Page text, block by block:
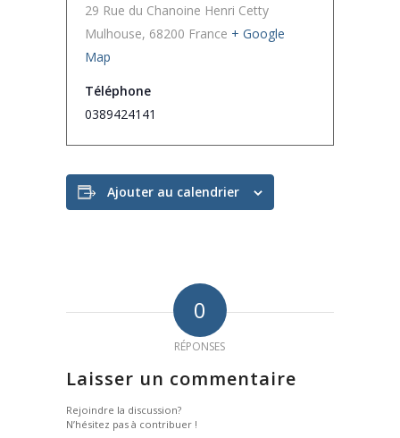
29 Rue du Chanoine Henri Cetty
Mulhouse, 68200 France + Google
Map
Téléphone
0389424141
Ajouter au calendrier
0
RÉPONSES
Laisser un commentaire
Rejoindre la discussion?
N’hésitez pas à contribuer !